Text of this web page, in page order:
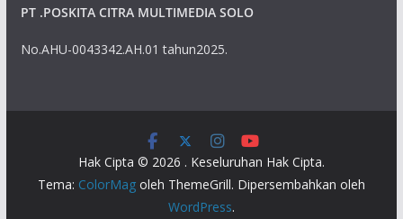
PT .POSKITA CITRA MULTIMEDIA SOLO
No.AHU-0043342.AH.01 tahun2025.
Hak Cipta © 2026 . Keseluruhan Hak Cipta.
Tema: ColorMagoleh ThemeGrill. Dipersembahkan oleh
WordPress.